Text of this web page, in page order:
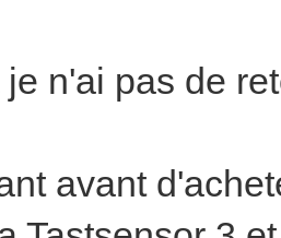
n'ai pas de
avant